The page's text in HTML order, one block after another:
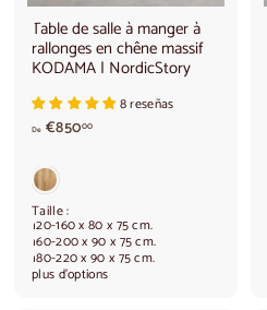
Table de salle à manger à
rallonges en chêne massif
KODAMA | NordicStory
8 reseñas
De €85000A
i
r
d
e
Taille :
120-160 x 80 x 75 cm.
160-200 x 90 x 75 cm.
180-220 x 90 x 75 cm.
plus d'options